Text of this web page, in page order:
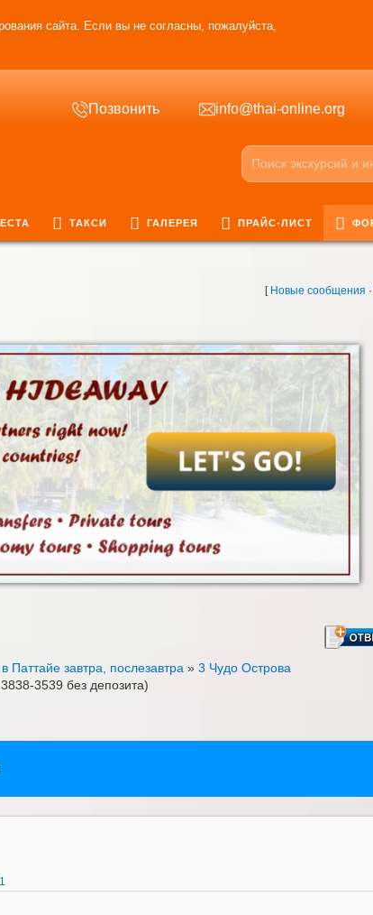
сайта. Если вы не согласны, пожалуйста,
Позвонить info@thai-online.org
ТАКСИ ГАЛЕРЕЯ ПРАЙС-ЛИСТ
[ Новые сообщения ·
Паттайе завтра, послезавтра » 3 Чудо Острова
3539 без депозита)
1